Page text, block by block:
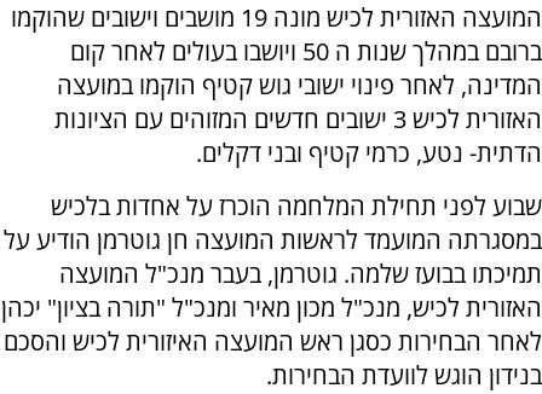
המועצה האזורית לכיש מונה 19 מושבים וישובים שהוקמו
ברובם במהלך שנות ה 50 ויושבו בעולים לאחר קום
המדינה, לאחר פינוי ישובי גוש קטיף הוקמו במועצה
האזורית לכיש 3 ישובים חדשים המזוהים עם הציונות
הדתית- נטע, כרמי קטיף ובני דקלים.
שבוע לפני תחילת המלחמה הוכרז על אחדות בלכיש
במסגרתה המועמד לראשות המועצה חן גוטרמן הודיע על
תמיכתו בבועז שלמה. גוטרמן, בעבר מנכ"ל המועצה
האזורית לכיש, מנכ"ל מכון מאיר ומנכ"ל "תורה בציון" יכהן
לאחר הבחירות כסגן ראש המועצה האיזורית לכיש והסכם
בנידון הוגש לוועדת הבחירות.